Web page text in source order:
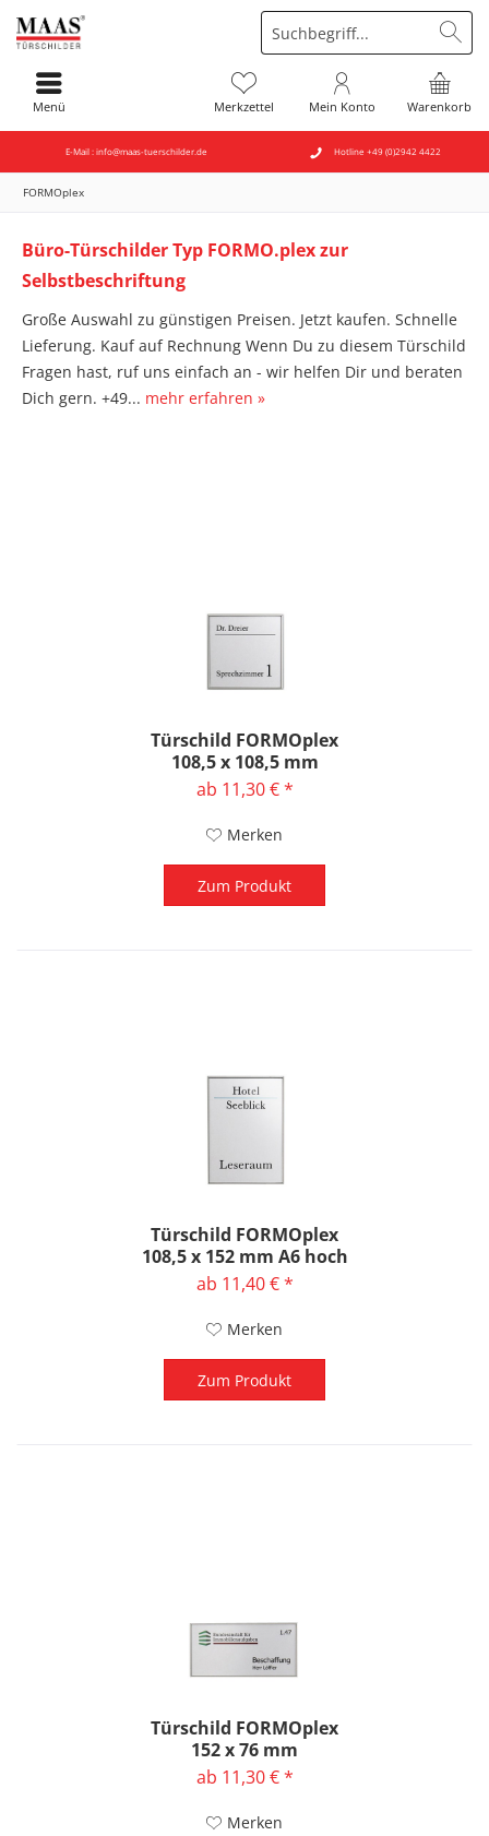
E-Mail : info@maas-tuerschilder.de Hotline +49 (0)2942 4422
Warenkorb
Merkzettel Mein Konto
Menü
FORMOplex
Büro-Türschilder Typ FORMO.plex zur
Selbstbeschriftung
Große Auswahl zu günstigen Preisen. Jetzt kaufen. Schnelle
Lieferung. Kauf auf Rechnung Wenn Du zu diesem Türschild
Fragen hast, ruf uns einfach an - wir helfen Dir und beraten
Dich gern. +49... mehr erfahren »
Türschild FORMOplex
108,5 x 108,5 mm
ab 11,30 € *
Merken
Zum Produkt
Türschild FORMOplex
108,5 x 152 mm A6 hoch
ab 11,40 € *
Merken
Zum Produkt
Türschild FORMOplex
152 x 76 mm
ab 11,30 € *
Merken